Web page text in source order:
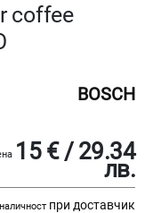
coffee
BOSCH
15 € / 29.34
лв.
наличност при доставчик